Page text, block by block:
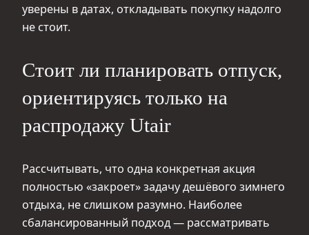
уверены в датах, откладывать покупку надолго
не стоит.
Стоит ли планировать отпуск,
ориентируясь только на
распродажу Utair
Рассчитывать, что одна конкретная акция
полностью «закроет» задачу дешёвого зимнего
отдыха, не слишком разумно. Наиболее
сбалансированный подход — рассматривать